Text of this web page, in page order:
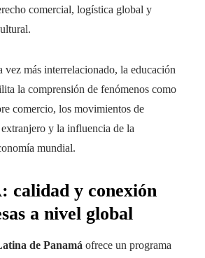
comercial, logística global y
vez más interrelacionado, la educación
la comprensión de fenómenos como
comercio, los movimientos de
y la influencia de la
mundial.
calidad y conexión
a nivel global
de Panamá ofrece un programa